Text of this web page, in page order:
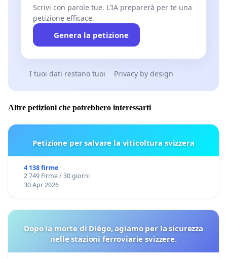
Scrivi con parole tue. L'IA preparerà per te una
petizione efficace.
Genera la petizione
I tuoi dati restano tuoi Privacy by design
Altre petizioni che potrebbero interessarti
Petizione per salvare la viticoltura svizzera
4 138 firme
2 749 Firme / 30 giorni
30 Apr 2026
Dopo la morte di Diégo, agiamo per la sicurezza
nelle stazioni ferroviarie svizzere.